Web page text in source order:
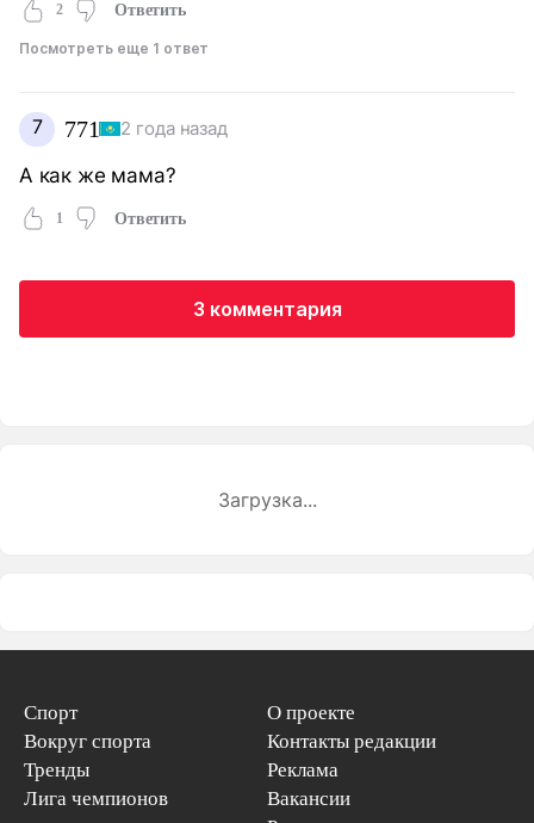
2 Ответить
Посмотреть еще 1 ответ
7 771 2 года назад
А как же мама?
1 Ответить
3 комментария
Загрузка...
Спорт
Вокруг спорта
Тренды
Лига чемпионов
О проекте
Контакты редакции
Реклама
Вакансии